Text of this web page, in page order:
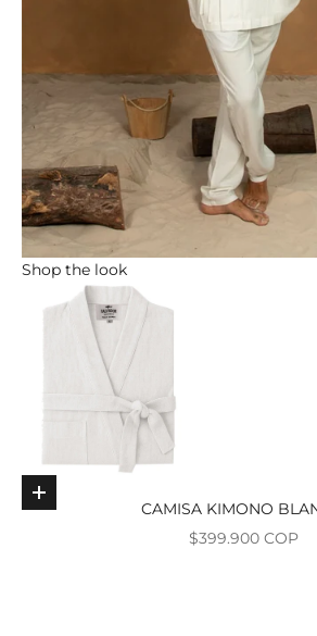
Shop the look
Elige opciones
CAMISA KIMONO
Precio de oferta
$399.900 COP